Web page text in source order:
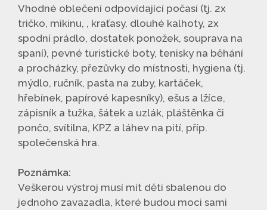
Vhodné oblečení odpovídající počasí (tj. 2x
tričko, mikinu, , kraťasy, dlouhé kalhoty, 2x
spodní prádlo, dostatek ponožek, souprava na
spaní), pevné turistické boty, tenisky na běhání
a procházky, přezůvky do místnosti, hygiena (tj.
mýdlo, ručník, pasta na zuby, kartáček,
hřebínek, papírové kapesníky), ešus a lžíce,
zápisník a tužka, šátek a uzlák, pláštěnka či
pončo, svítilna, KPZ a láhev na pití, příp.
společenská hra.
Poznámka:
Veškerou výstroj musí mít děti sbalenou do
jednoho zavazadla, které budou moci sami